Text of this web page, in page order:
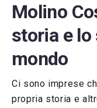
Molino
storia e lo
mondo
Ci sono imprese
propria storia e